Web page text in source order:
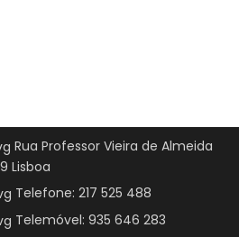
Rua Professor Vieira de Almeida
Lisboa
Telefone: 217 525 488
Telemóvel: 935 646 283